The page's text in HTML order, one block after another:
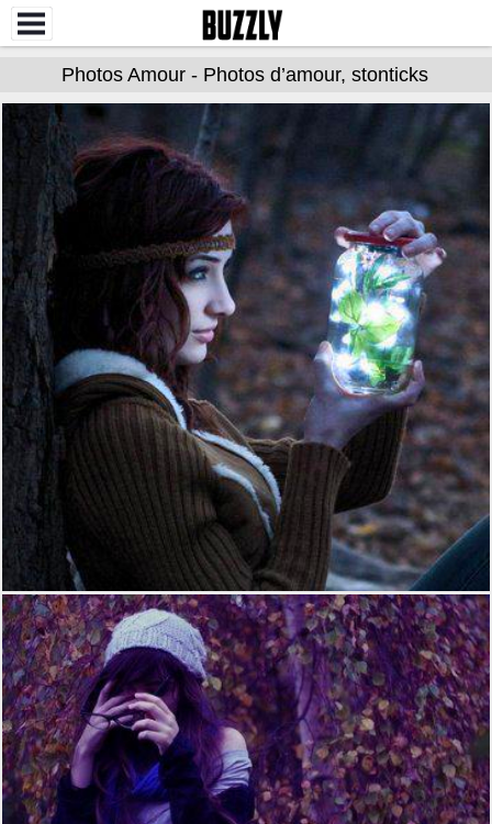
Photos Amour - Photos d’amour, stonticks